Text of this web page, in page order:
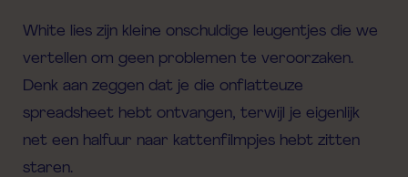
White lies zijn kleine onschuldige leugentjes die we
vertellen om geen problemen te veroorzaken.
Denk aan zeggen dat je die onflatteuze
spreadsheet hebt ontvangen, terwijl je eigenlijk
net een halfuur naar kattenfilmpjes hebt zitten
staren.